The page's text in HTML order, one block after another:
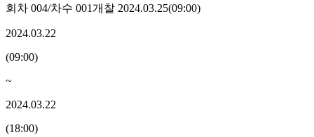
회차 004/차수 001개찰 2024.03.25(09:00)
2024.03.22
(09:00)
~
2024.03.22
(18:00)